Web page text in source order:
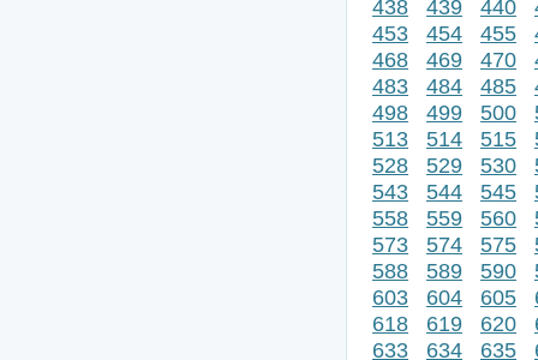
438
439 440
453
454 455
468
469 470
483
484 485
498
499 500
513
514 515
528
529 530
543
544 545
558
559 560
573
574 575
588
589 590
603
604 605
618
619 620
633
634 635